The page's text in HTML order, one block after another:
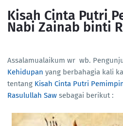
Kisah Cinta Putri
Nabi Zainab binti
Assalamualaikum wr wb.
Kehidupan yang berbahagia kali
tentang Kisah Cinta Putri
Rasulullah Saw sebagai berikut :